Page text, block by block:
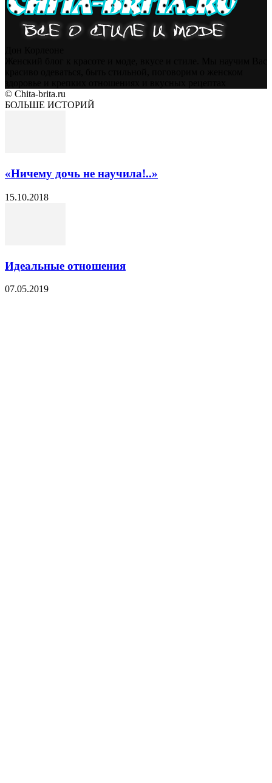
© Chita-brita.ru
БОЛЬШЕ ИСТОРИЙ
«Ничему дочь не научила!..»
15.10.2018
Идеальные отношения
07.05.2019